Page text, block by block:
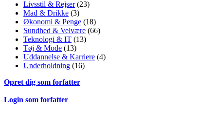
Livsstil & Rejser(23)
Mad & Drikke (3)
Økonomi & Penge (18)
Sundhed & Velvære (66)
Teknologi & IT (13)
Tøj & Mode (13)
Uddannelse & Karriere (4)
Underholdning (16)
Opret dig som forfatter
Login som forfatter